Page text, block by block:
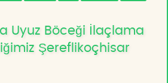
Uyuz Böceği İlaçlama
Şereflikoçhisar